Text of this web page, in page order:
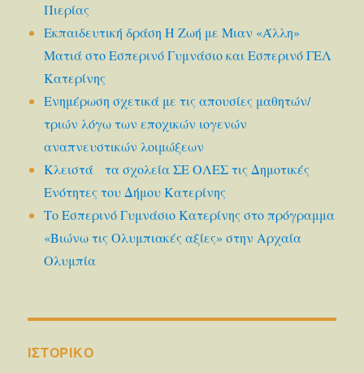
Πιερίας
Εκπαιδευτική δράση Η Ζωή με Μιαν «Άλλη»
Ματιά στο Εσπερινό Γυμνάσιο και Εσπερινό ΓΕΛ
Κατερίνης
Ενημέρωση σχετικά με τις απουσίες μαθητών/
τριών λόγω των εποχικών ιογενών
αναπνευστικών λοιμώξεων
Κλειστά τα σχολεία ΣΕ ΟΛΕΣ τις Δημοτικές
Ενότητες του Δήμου Κατερίνης
Το Εσπερινό Γυμνάσιο Κατερίνης στο πρόγραμμα
«Βιώνω τις Ολυμπιακές αξίες» στην Αρχαία
Ολυμπία
ΙΣΤΟΡΙΚΌ